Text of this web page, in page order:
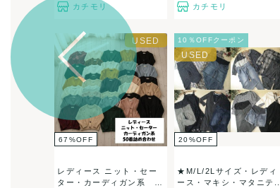
カチモリ カチモリ
67 %OFF
レディース ニット・セー
ター・カーディガン系 5
10％OFFクーポン
20%OFF
★M/L/2Lサイズ・レディ
ース・マキシ・マタニテ...